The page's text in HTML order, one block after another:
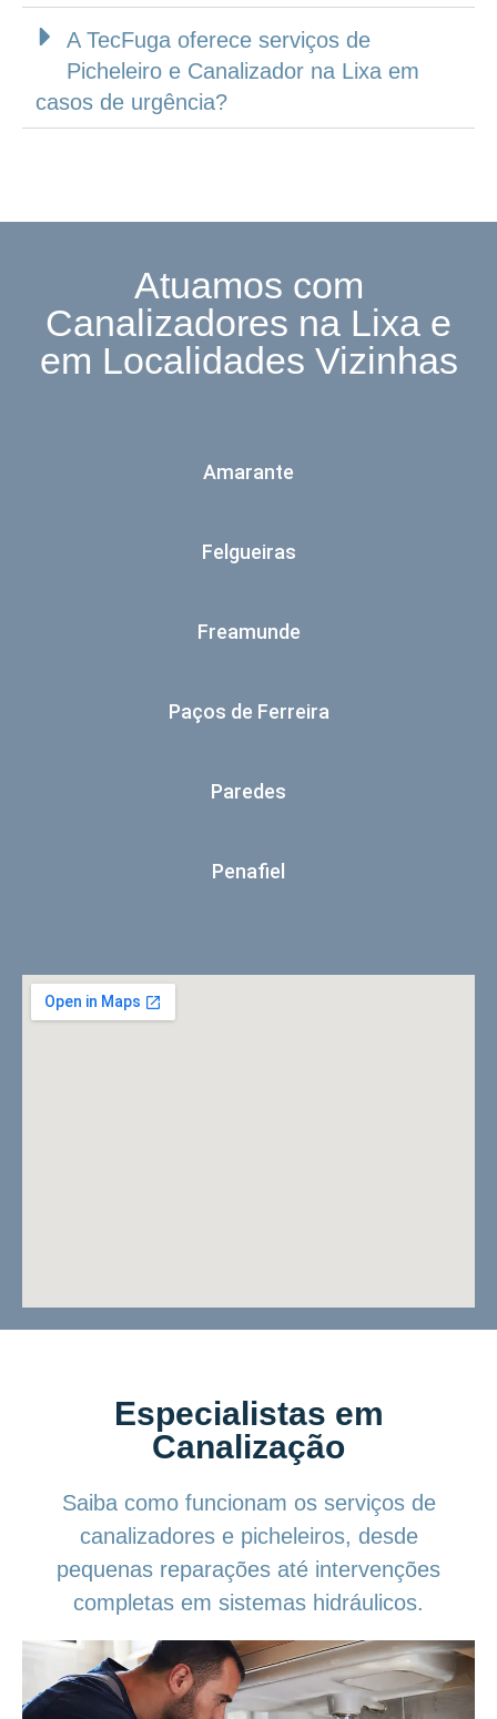
A TecFuga oferece serviços de
Picheleiro e Canalizador na Lixa em
casos de urgência?
Atuamos com
Canalizadores na Lixa e
em Localidades Vizinhas
Amarante
Felgueiras
Freamunde
Paços de Ferreira
Paredes
Penafiel
Especialistas em
Canalização
Saiba como funcionam os serviços de
canalizadores e picheleiros, desde
pequenas reparações até intervenções
completas em sistemas hidráulicos.